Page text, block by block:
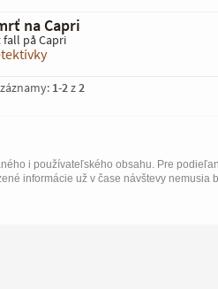
na Capri
fall på Capri
1-2 z2
i používateľského obsahu. Pre
informácie už v čase návštevy